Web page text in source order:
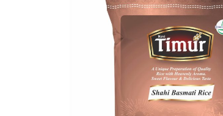
उद्योग वाणिज्य संघ तथा स्थानीय व्यवसायीसँग
र पहाड–तराई साझा विकासका विषयमा छलफल
अवसर पहिचान र स्वदेशी उत्पादनको बजार